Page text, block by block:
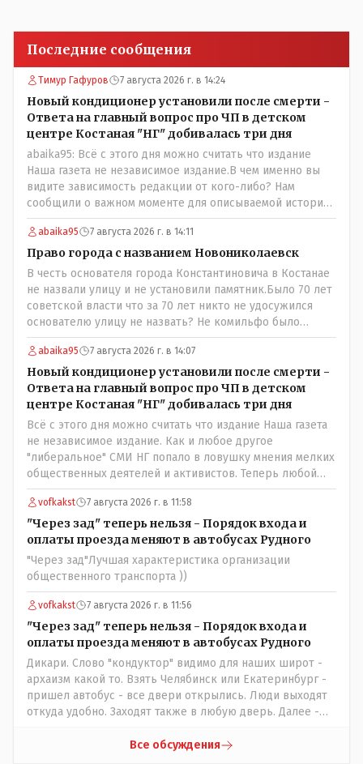
Последние сообщения
Тимур Гафуров 7 августа 2026 г. в 14:24
Новый кондиционер установили после смерти -
Ответа на главный вопрос про ЧП в детском
центре Костаная "НГ" добивалась три дня
abaika95: Всё с этого дня можно считать что издание
Наша газета не независимое издание.В чем именно вы
видите зависимость редакции от кого-либо? Нам
сообщили о важном моменте для описываемой истории.
И редакция отреагировала бы дополнительным
исследованием на такие вопрос от любого читателя.
Писать "как надо" редакция не будет. Но мы будем
публиковать полную и объективную информацию. А
потом продолжать тему. если выяснятся новые
обстоятельства.
abaika95 7 августа 2026 г. в 14:11
Право города с названием Новониколаевск
В честь основателя города Константиновича в Костанае
не назвали улицу и не установили памятник.Было 70 лет
советской власти что за 70 лет никто не удосужился
основателю улицу не назвать? Не комильфо было
генерал-губернаторам улицы дарить? При СССР что то
знали о нем такое нехорошее? Ну и сейчас значит не
надо. Обойдёмся как-нибудь vofkakst: Где ономасты,
которые топят за возвращение исторических
названийТак вернули же историческое Кустанай
коренное название городишка
abaika95 7 августа 2026 г. в 14:07
Новый кондиционер установили после смерти -
Ответа на главный вопрос про ЧП в детском
центре Костаная "НГ" добивалась три дня
Всё с этого дня можно считать что издание Наша газета
не независимое издание. Как и любое другое
"либеральное" СМИ НГ попало в ловушку мнения мелких
общественных деятелей и активистов. Теперь любой
активист и НПОшник будет поносить и диктовать
условия газете информационно бомбордируя ее пока та
не начнет писать "как надо" определенному кругу лиц.
Редакторская политика, коллектив журналистов уже
ниче не значат. Прискорбно и иронично
vofkakst 7 августа 2026 г. в 11:58
"Через зад" теперь нельзя - Порядок входа и
оплаты проезда меняют в автобусах Рудного
"Через зад"Лучшая характеристика организации
общественного транспорта ))
vofkakst 7 августа 2026 г. в 11:56
"Через зад" теперь нельзя - Порядок входа и
оплаты проезда меняют в автобусах Рудного
Дикари. Слово "кондуктор" видимо для наших широт -
архаизм какой то. Взять Челябинск или Екатеринбург -
пришел автобус - все двери открылись. Люди выходят
откуда удобно. Заходят также в любую дверь. Далее -
либо кондуктор подойдет с терминалом. Водитель
Все обсуждения